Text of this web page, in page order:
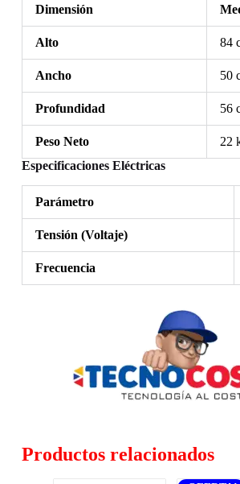
Dimensión
Alto 84
Ancho 50
Profundidad 56
Peso Neto
22
Especificaciones Eléctricas
Parámetro
Tensión (Voltaje)
Frecuencia
Productos relacionados